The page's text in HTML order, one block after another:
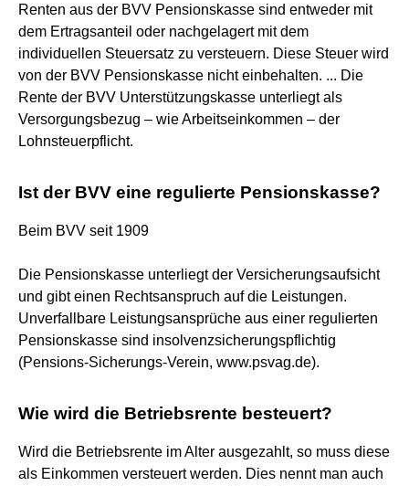
Renten aus der BVV Pensionskasse sind entweder mit
dem Ertragsanteil oder nachgelagert mit dem
individuellen Steuersatz zu versteuern. Diese Steuer wird
von der BVV Pensionskasse nicht einbehalten. ... Die
Rente der BVV Unterstützungskasse unterliegt als
Versorgungsbezug – wie Arbeitseinkommen – der
Lohnsteuerpflicht.
Ist der BVV eine regulierte Pensionskasse?
Beim BVV seit 1909
Die Pensionskasse unterliegt der Versicherungsaufsicht
und gibt einen Rechtsanspruch auf die Leistungen.
Unverfallbare Leistungsansprüche aus einer regulierten
Pensionskasse sind insolvenzsicherungspflichtig
(Pensions-Sicherungs-Verein, www.psvag.de).
Wie wird die Betriebsrente besteuert?
Wird die Betriebsrente im Alter ausgezahlt, so muss diese
als Einkommen versteuert werden. Dies nennt man auch